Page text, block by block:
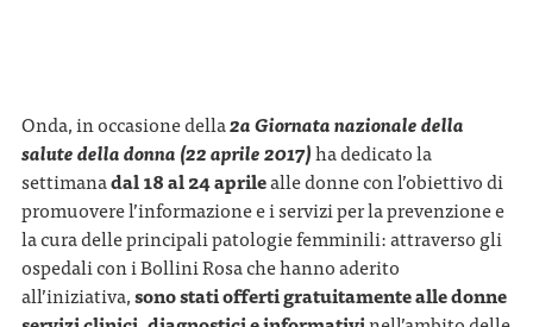
Onda, in occasione della2a Giornata nazionale della
salute della donna (22 aprile 2017)ha dedicato la
settimanadal 18 al 24 aprilealle donne con l’obiettivo di
promuovere l’informazione e i servizi per la prevenzione e
la cura delle principali patologie femminili: attraverso gli
ospedali con i Bollini Rosa che hanno aderito
all’iniziativa,sono stati offerti gratuitamente alle donne